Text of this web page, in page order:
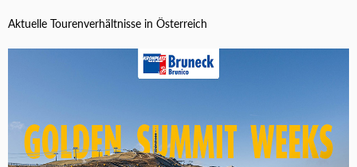
Aktuelle Tourenverhältnisse in Österreich